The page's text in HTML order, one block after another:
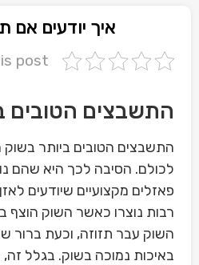
איך יודעים אם
post
התשבצים הטובים
התשבצים הטובים ביותר
לכולם. הסיבה לכך היא שהם
פאזלים מקצועיים שיודעים
רבות נוצרו כאשר השוק הוצף
השוק עבר תזוזה, וכעת ברור
באיכות נמוכה בשוק. בגלל